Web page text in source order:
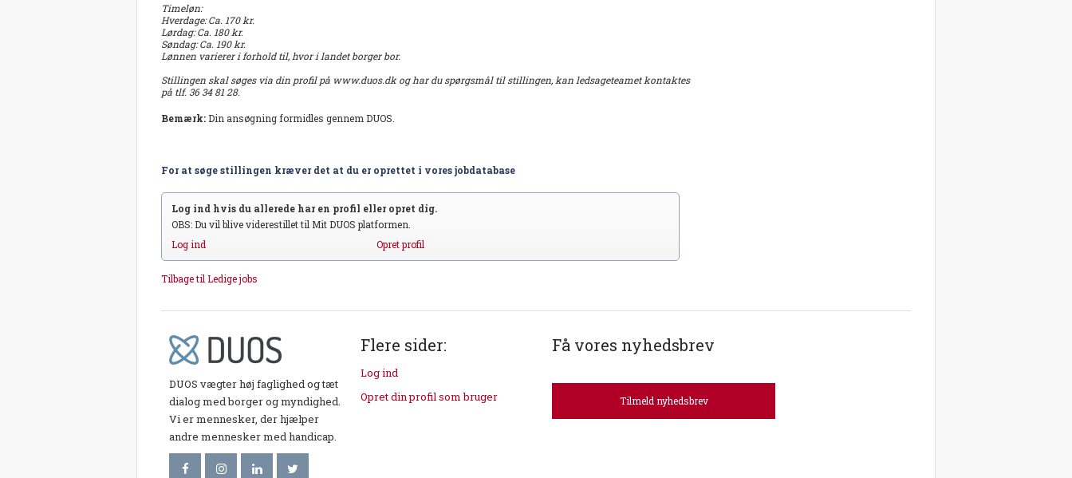
Timeløn:
Hverdage: Ca. 170 kr.
Lørdag: Ca. 180 kr.
Søndag: Ca. 190 kr.
Lønnen varierer i forhold til, hvor i landet borger bor.
Stillingen skal søges via din profil på www.duos.dk og har du spørgsmål til stillingen, kan ledsageteamet kontaktes
på tlf. 36 34 81 28.
Bemærk:Din ansøgning formidles gennem DUOS.
For at søge stillingen kræver det at du er oprettet i vores jobdatabase
Log ind hvis du allerede har en profil eller opret dig.
OBS: Du vil blive viderestillet til Mit DUOS platformen.
Log ind
Opret profil
Tilbage til Ledige jobs
DUOS vægter høj faglighed og tæt
dialog med borger og myndighed.
Vi er mennesker, der hjælper
andre mennesker med handicap.
Flere sider:
Log ind
Opret din profil som bruger
Få vores nyhedsbrev
Tilmeld nyhedsbrev